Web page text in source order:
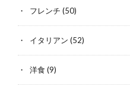
フレンチ (50)
イタリアン (52)
洋食 (9)